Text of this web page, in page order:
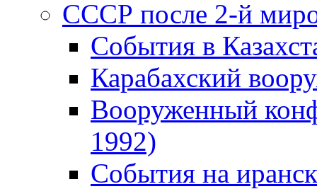
СССР после 2-й
События в
Карабахский
Вооруженный
1992)
События на